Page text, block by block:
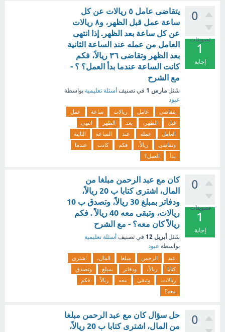
0
تصويتات
1
إجابة
يتقاضى عامل ٥ ريالات عن كل
ساعة عمل قبل الظهر، و٨ ريالات
عن كل ساعة بعد الظهر. إذا انتهى
العامل من عمله عند الساعة الثانية
بعد الظهر وتقاضى ٣٦ ريالاً، فكم
كانت الساعة عندما بدأ العمل؟ ؟ -
مع الشرح
سُئل مارس 1 في تصنيف أسئلة تعليمية بواسطة
عبود
يتقاضى عامل ريالات ساعة
عمل
قبل
الظهر، بعد الظهر
انتهى
العامل
عمله عند الساعة
الثانية
وتقاضى
ريالاً، فكم كانت
عندما
بدأ
العمل؟
0
تصويتات
1
إجابة
كان مع عبد الرحمن مبلغا من
المال، اشترى كتابا ب 20 ريالاً،
ودفاتر بمبلغ 30 ريالاً، وتصدق ب 10
ريالات، وتبقى معه 40 ريالاً . فكم
ريالاً كان معه؟ - مع الشرح
سُئل أبريل 12 في تصنيف أسئلة تعليمية
بواسطة عبود
عبد الرحمن مبلغا المال،
اشترى
كتابا
ريالاً، ودفاتر بمبلغ
وتصدق
ريالات،
وتبقى معه ريالاً
فكم
معه؟
0
حل سؤال كان مع عبد الرحمن مبلغا
من المال، اشترى كتابا ب 20 ريالاً،